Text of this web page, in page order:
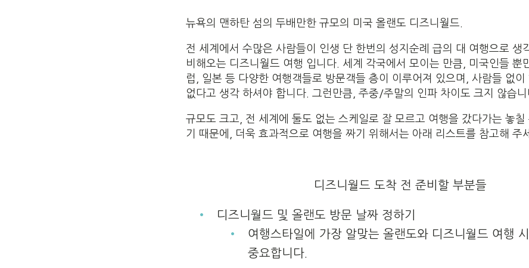
뉴욕의 맨하탄 섬의 두배만한 규모의 미국 올랜도 디즈니월드.
전 세계에서 수많은 사람들이 인생 단 한번의 성지순례 급의 대 여행으로 생
비해오는 디즈니월드 여행 입니다. 세계 각국에서 모이는 만큼, 미국인들 뿐
럽, 일본 등 다양한 여행객들로 방문객들 층이 이루어져 있으며, 사람들 없
없다고 생각 하셔야 합니다. 그런만큼, 주중/주말의 인파 차이도 크지 않습니
규모도 크고, 전 세계에 둘도 없는 스케일로 잘 모르고 여행을 갔다가는 놓
기 때문에, 더욱 효과적으로 여행을 짜기 위해서는 아래 리스트를 참고해 주
디즈니월드 도착 전 준비할 부분들
디즈니월드 및 올랜도 방문 날짜 정하기
여행스타일에 가장 알맞는 올랜도와 디즈니월드 여행
중요합니다.